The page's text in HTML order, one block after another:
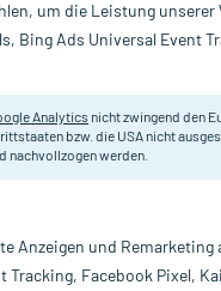
19€ Mindestbestellwert!
Kräuterteemischung
um die Leistung unserer
Bing Ads Universal Event
Analytics nicht zwingend den
bzw. die USA nicht
nachvollzogen werden.
Anzeigen und Remarketing
Tracking, Facebook Pixel,